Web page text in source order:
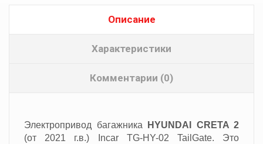
Описание
Характеристики
Комментарии (0)
Электропривод багажника
HYUNDAI CRETA 2
(от 2021 г.в.) Incar TG-HY-02 TailGate. Это